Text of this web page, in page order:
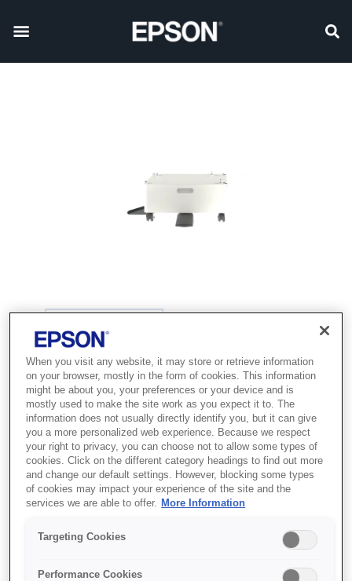
SKU:7113367
Cabinet AMC Series
When you visit any website, it may store or retrieve information
on your browser, mostly in the form of cookies. This information
might be about you, your preferences or your device and is
mostly used to make the site work as you expect it to. The
information does not usually directly identify you, but it can give
you a more personalized web experience. Because we respect
your right to privacy, you can choose not to allow some types of
cookies. Click on the different category headings to find out more
and change our default settings. However, blocking some types
of cookies may impact your experience of the site and the
services we are able to offer. More Information
Targeting Cookies
Performance Cookies